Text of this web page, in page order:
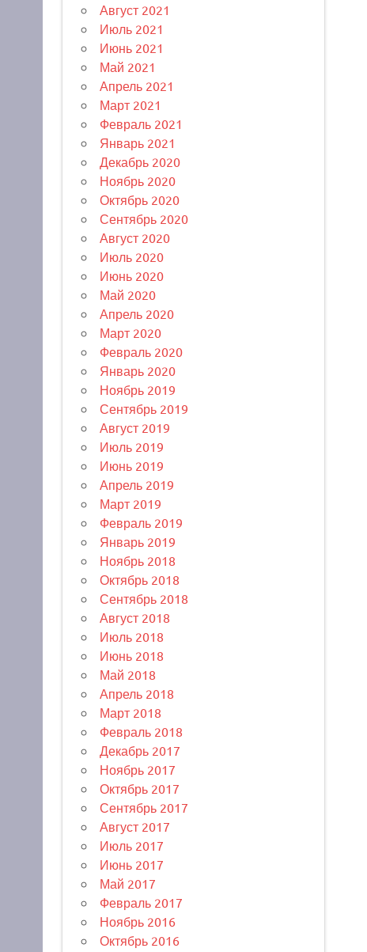
Август 2021
Июль 2021
Июнь 2021
Май 2021
Апрель 2021
Март 2021
Февраль 2021
Январь 2021
Декабрь 2020
Ноябрь 2020
Октябрь 2020
Сентябрь 2020
Август 2020
Июль 2020
Июнь 2020
Май 2020
Апрель 2020
Март 2020
Февраль 2020
Январь 2020
Ноябрь 2019
Сентябрь 2019
Август 2019
Июль 2019
Июнь 2019
Апрель 2019
Март 2019
Февраль 2019
Январь 2019
Ноябрь 2018
Октябрь 2018
Сентябрь 2018
Август 2018
Июль 2018
Июнь 2018
Май 2018
Апрель 2018
Март 2018
Февраль 2018
Декабрь 2017
Ноябрь 2017
Октябрь 2017
Сентябрь 2017
Август 2017
Июль 2017
Июнь 2017
Май 2017
Февраль 2017
Ноябрь 2016
Октябрь 2016